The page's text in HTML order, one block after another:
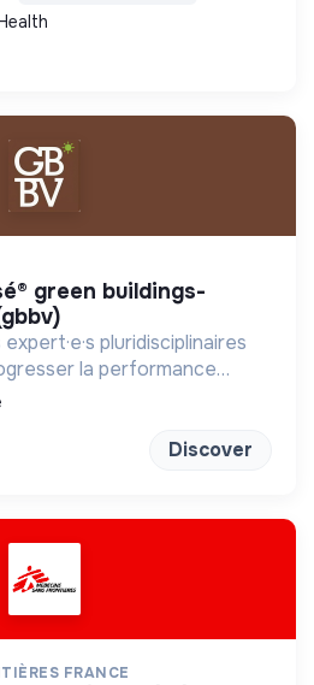
pluridisciplinaires
la performance
Discover
FRANCE